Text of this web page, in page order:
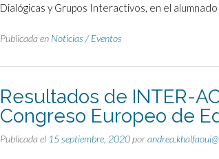
Dialógicas y Grupos Interactivos, en el alumnado
Publicada en Noticias / Eventos
Resultados de INTER-
Congreso Europeo de
Publicada el 15 septiembre, 2020por